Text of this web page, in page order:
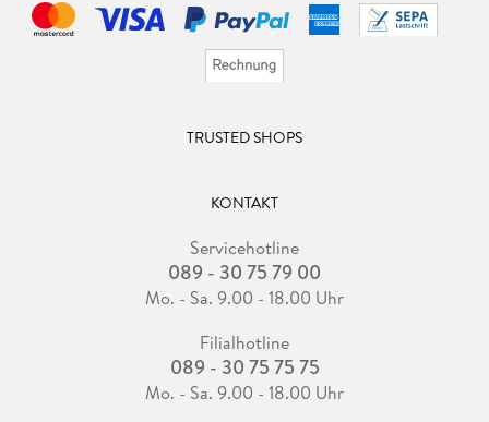
TRUSTED SHOPS
KONTAKT
Servicehotline
089 - 30 75 79 00
Mo. - Sa. 9.00 - 18.00 Uhr
Filialhotline
089 - 30 75 75 75
Mo. - Sa. 9.00 - 18.00 Uhr